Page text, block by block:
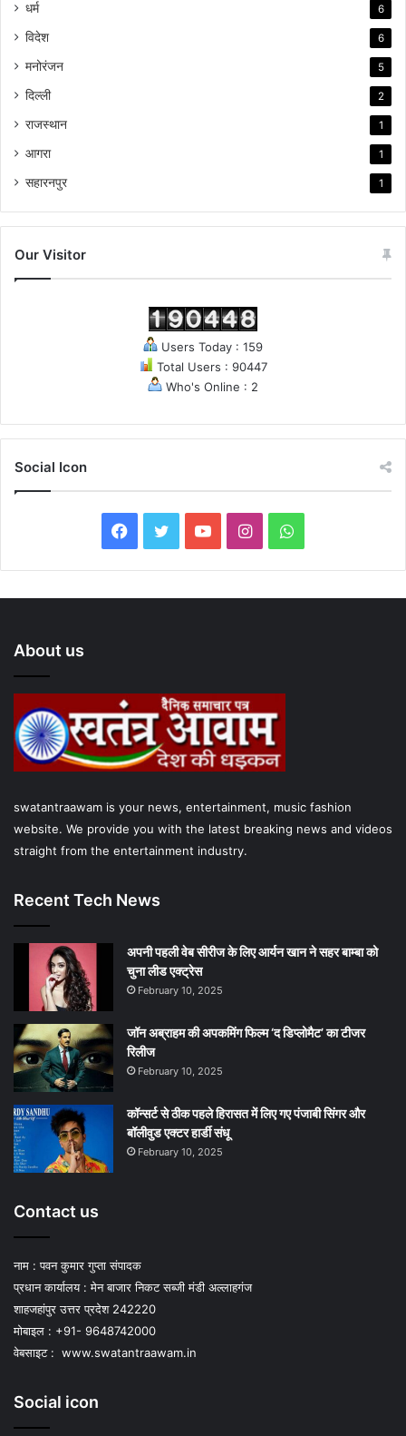
धर्म 6
विदेश 6
मनोरंजन 5
दिल्ली 2
राजस्थान 1
आगरा 1
सहारनपुर 1
Our Visitor
Users Today : 159
Total Users : 90447
Who's Online : 2
Social Icon
a
c
o
o
w
i
e
r
o
u
b
e
I
n
s
g
W
h
a
About us
swatantraawam is your news, entertainment, music fashion
website. We provide you with the latest breaking news and videos
straight from the entertainment industry.
Recent Tech News
अपनी पहली वेब सीरीज के लिए आर्यन खान ने सहर बाम्‍बा को
चुना लीड एक्‍ट्रेस
February 10, 2025
जॉन अब्राहम की अपकमिंग फिल्म ‘द डिप्लोमैट’ का टीजर
रिलीज
February 10, 2025
कॉन्सर्ट से ठीक पहले हिरासत में लिए गए पंजाबी सिंगर और
बॉलीवुड एक्टर हार्डी संधू
February 10, 2025
Contact us
नाम : पवन कुमार गुप्ता संपादक
प्रधान कार्यालय : मेन बाजार निकट सब्जी मंडी अल्लाहगंज
शाहजहांपुर उत्तर प्रदेश 242220
मोबाइल : +91- 9648742000
वेबसाइट : www.swatantraawam.in
Social icon